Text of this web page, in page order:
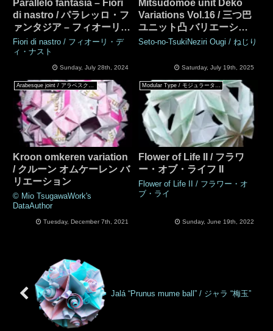
Parallelo fantasia – Fiori
di nastro / パラレッロ・フ
ァンタジア – フィオーリ・
ディ・ ナストロ
Fiori di nastro / フィオーリ・デ
ィ・ナスト
Sunday, July 28th, 2024
Mitsudomoe unit Deko
Variations Vol.16 / 三つ巴
ユニット凸 バリエーショ
ン Vol.16
Seto-no-TsukiNeziri Ougi / ねじり
Saturday, July 19th, 2025
Arabesque joint / アラベスクジョイント
Kroon omkeren variation
/ クルーン オムケーレン バ
リエーション
© Mio TsugawaWork's
DataAuthor
Tuesday, December 7th, 2021
Modular Type / モジュラータイプ
Flower of Life II / フラワ
ー・オブ・ライフ II
Flower of Life II / フラワー・オ
ブ・ライ
Sunday, June 19th, 2022
Jalá “Prunus mume ball” / ジャラ “梅玉”